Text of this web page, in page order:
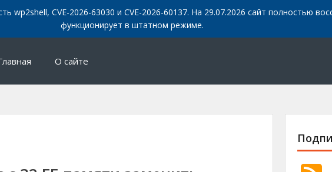
wp2shell, CVE-2026-63030 и CVE-2026-60137. На 29.07.2026 сайт полностью
функционирует в штатном режиме.
О сайте